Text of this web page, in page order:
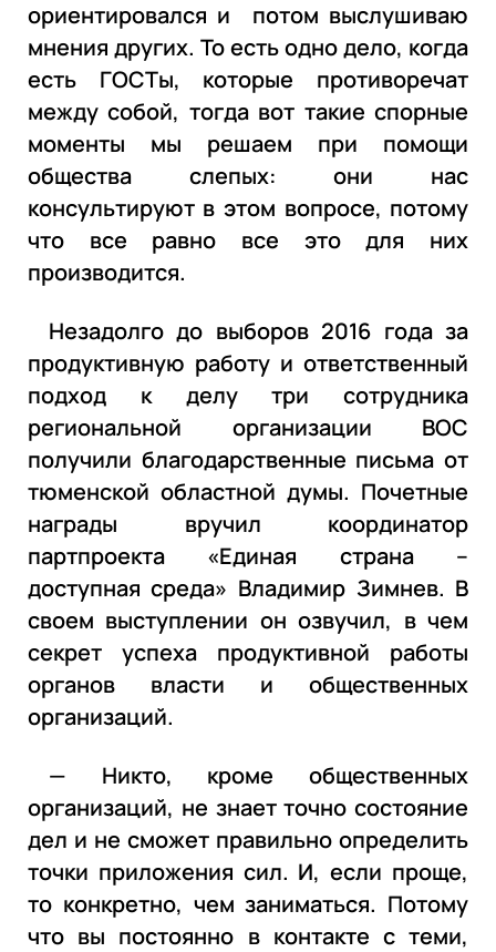
ориентировался и потом выслушиваю
мнения других. То есть одно дело, когда
есть ГОСТы, которые противоречат
между собой, тогда вот такие спорные
моменты мы решаем при помощи
общества слепых: они нас
консультируют в этом вопросе, потому
что все равно все это для них
производится.
Незадолго до выборов 2016 года за
продуктивную работу и ответственный
подход к делу три сотрудника
региональной организации ВОС
получили благодарственные письма от
тюменской областной думы. Почетные
награды вручил координатор
партпроекта «Единая страна –
доступная среда» Владимир Зимнев. В
своем выступлении он озвучил, в чем
секрет успеха продуктивной работы
органов власти и общественных
организаций.
— Никто, кроме общественных
организаций, не знает точно состояние
дел и не сможет правильно определить
точки приложения сил. И, если проще,
то конкретно, чем заниматься. Потому
что вы постоянно в контакте с теми,